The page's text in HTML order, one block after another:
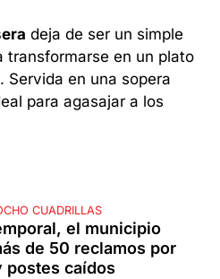
deja de ser un simple
transformarse en un plato
en una sopera
para agasajar a los
CUADRILLAS
el municipio
de 50 reclamos por
postes caídos